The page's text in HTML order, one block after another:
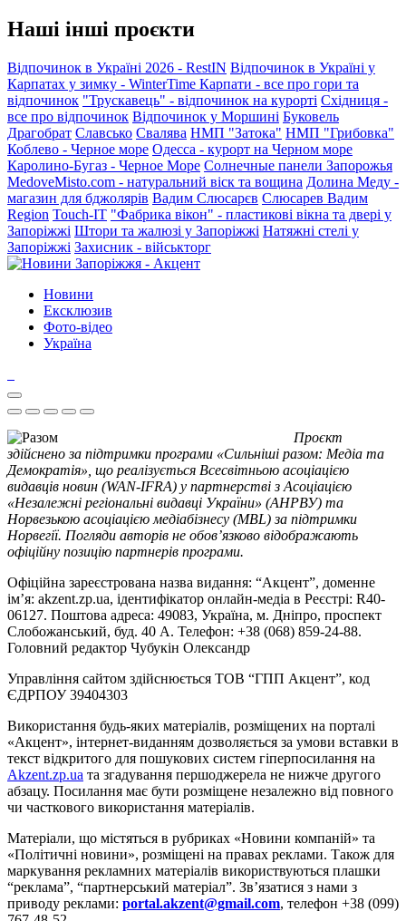
Наші інші проєкти
Відпочинок в Україні 2026 - RestIN Відпочинок в Україні у
Карпатах у зимку - WinterTime Карпати - все про гори та
відпочинок "Трускавець" - відпочинок на курорті Східниця -
все про відпочинок Відпочинок у Моршині Буковель
Драгобрат Славсько Свалява НМП "Затока" НМП "Грибовка"
Коблево - Черное море Одесса - курорт на Черном море
Каролино-Бугаз - Черное Море Солнечные панели Запорожья
MedoveMisto.com - натуральний віск та вощина Долина Меду -
магазин для бджолярів Вадим Слюсарєв Слюсарев Вадим
Region Touch-IT "Фабрика вікон" - пластикові вікна та двері у
Запоріжжі Штори та жалюзі у Запоріжжі Натяжні стелі у
Запоріжжі Захисник - військторг
Новини
Ексклюзив
Фото-відео
Україна
Проєкт
здійснено за підтримки програми «Сильніші разом: Медіа та
Демократія», що реалізується Всесвітньою асоціацією
видавців новин (WAN-IFRA) у партнерстві з Асоціацією
«Незалежні регіональні видавці України» (АНРВУ) та
Норвезькою асоціацією медіабізнесу (MBL) за підтримки
Норвегії. Погляди авторів не обов’язково відображають
офіційну позицію партнерів програми.
Офіційна зареєстрована назва видання: “Акцент”, доменне
ім’я: akzent.zp.ua, ідентифікатор онлайн-медіа в Реєстрі: R40-
06127. Поштова адреса: 49083, Україна, м. Дніпро, проспект
Слобожанський, буд. 40 А. Телефон: +38 (068) 859-24-88.
Головний редактор Чубукін Олександр
Управління сайтом здійснюється ТОВ “ГПП Акцент”, код
ЄДРПОУ 39404303
Використання будь-яких матеріалів, розміщених на порталі
«Акцент», інтернет-виданням дозволяється за умови вставки в
текст відкритого для пошукових систем гіперпосилання на
Akzent.zp.ua та згадування першоджерела не нижче другого
абзацу. Посилання має бути розміщене незалежно від повного
чи часткового використання матеріалів.
Матеріали, що містяться в рубриках «Новини компаній» та
«Політичні новини», розміщені на правах реклами. Також для
маркування рекламних матеріалів використвуються плашки
“реклама”, “партнерський матеріал”. Зв’язатися з нами з
приводу реклами: portal.akzent@gmail.com, телефон +38 (099)